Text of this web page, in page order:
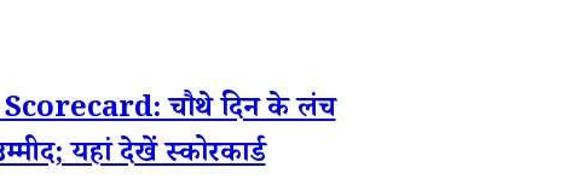
चौथे दिन के लंच
यहां देखें स्कोरकार्ड